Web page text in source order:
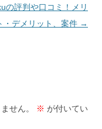
の評判や口コミ！メリ
・デメリット、案件 →
せん。 ※ が付いてい